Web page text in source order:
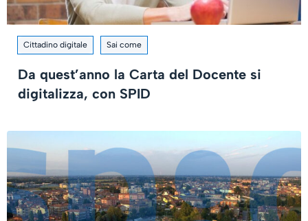
Cittadino digitale Sai come
Da quest’anno la Carta del Docente si
digitalizza, con SPID